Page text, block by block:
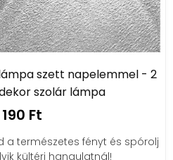
szett napelemmel - 2
szolár lámpa
Ft
a természetes fényt és spórolj
kültéri hangulatnál!